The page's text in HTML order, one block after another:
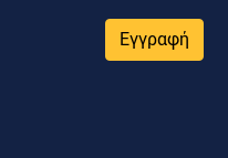
Εγγραφή